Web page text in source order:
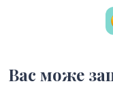
Вас може